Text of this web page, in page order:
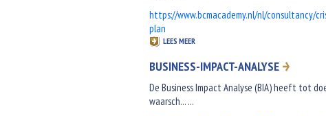
https://www.bcmacademy.nl/nl/consultancy/
plan
LEES MEER
BUSINESS-IMPACT-ANALYSE
De Business Impact Analyse (BIA) heeft tot
waarsch... ...